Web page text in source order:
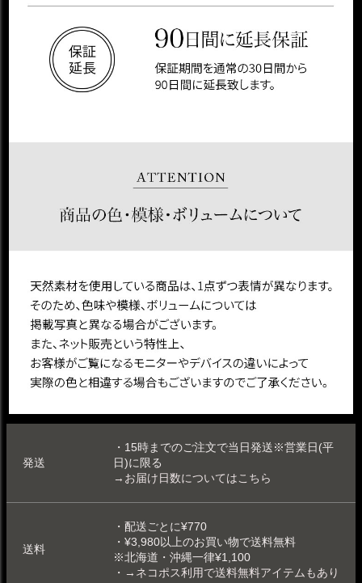
発送
・15時までのご注文で当日発送※営業日(平
日)に限る
→お届け日数についてはこちら
送料
・配送ごとに¥770
・¥3,980以上のお買い物で送料無料
※北海道・沖縄一律¥1,100
・ →ネコポス利用で送料無料アイテムもあり